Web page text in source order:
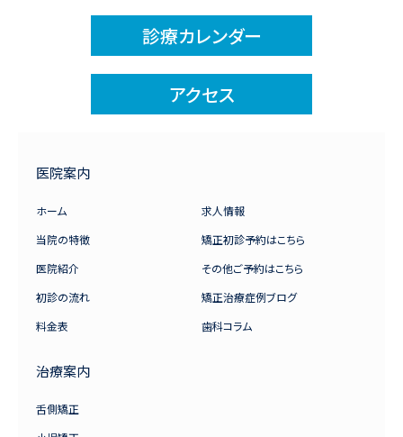
診療カレンダー
アクセス
医院案内
ホーム
当院の特徴
医院紹介
初診の流れ
料金表
求人情報
矯正初診予約はこちら
その他ご予約はこちら
矯正治療症例ブログ
歯科コラム
治療案内
舌側矯正